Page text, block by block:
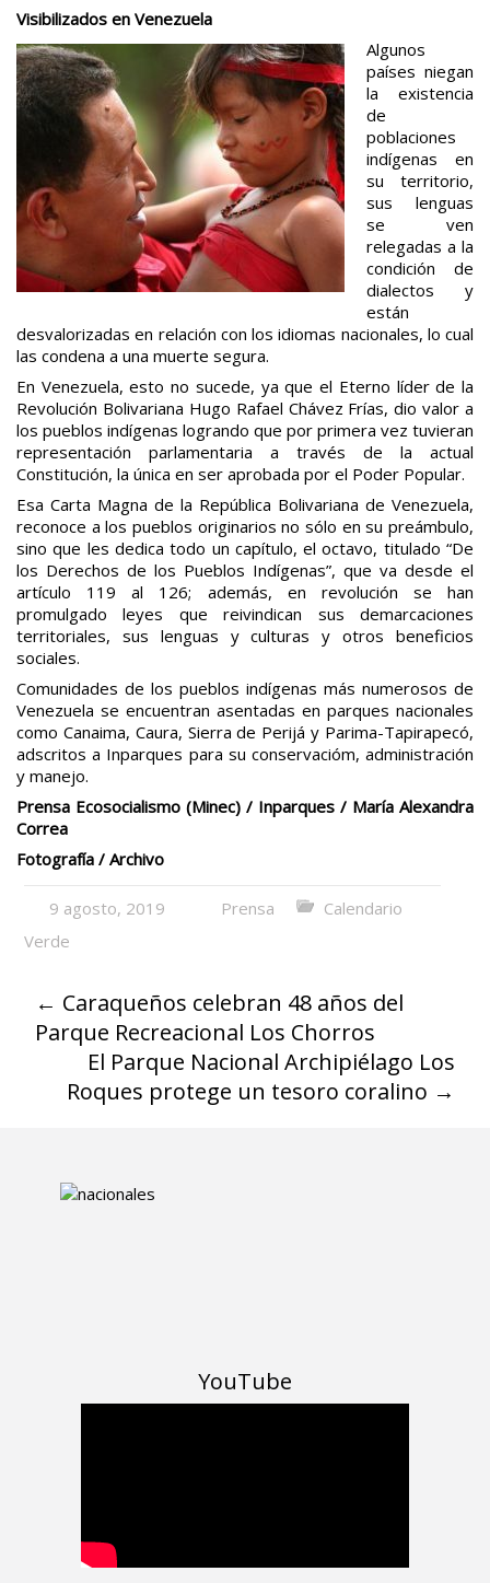
Visibilizados en Venezuela
Algunos
países niegan
la existencia
de
poblaciones
indígenas en
su territorio,
sus lenguas
se ven
relegadas a la
condición de
dialectos y
están
desvalorizadas en relación con los idiomas nacionales, lo cual
las condena a una muerte segura.
En Venezuela, esto no sucede, ya que el Eterno líder de la
Revolución Bolivariana Hugo Rafael Chávez Frías, dio valor a
los pueblos indígenas logrando que por primera vez tuvieran
representación parlamentaria a través de la actual
Constitución, la única en ser aprobada por el Poder Popular.
Esa Carta Magna de la República Bolivariana de Venezuela,
reconoce a los pueblos originarios no sólo en su preámbulo,
sino que les dedica todo un capítulo, el octavo, titulado “De
los Derechos de los Pueblos Indígenas”, que va desde el
artículo 119 al 126; además, en revolución se han
promulgado leyes que reivindican sus demarcaciones
territoriales, sus lenguas y culturas y otros beneficios
sociales.
Comunidades de los pueblos indígenas más numerosos de
Venezuela se encuentran asentadas en parques nacionales
como Canaima, Caura, Sierra de Perijá y Parima-Tapirapecó,
adscritos a Inparques para su conservacióm, administración
y manejo.
Prensa Ecosocialismo (Minec) / Inparques / María Alexandra
Correa
Fotografía / Archivo
9 agosto, 2019 Prensa
Calendario
Verde
← Caraqueños celebran 48 años del
Parque Recreacional Los Chorros
El Parque Nacional Archipiélago Los
Roques protege un tesoro coralino →
YouTube